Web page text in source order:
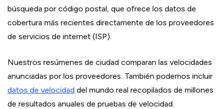
búsqueda por código postal, que ofrece los datos de
cobertura más recientes directamente de los proveedores
de servicios de internet (ISP).
Nuestros resúmenes de ciudad comparan las velocidades
anunciadas por los proveedores. También podemos incluir
datos de velocidad del mundo real recopilados de millones
de resultados anuales de pruebas de velocidad.